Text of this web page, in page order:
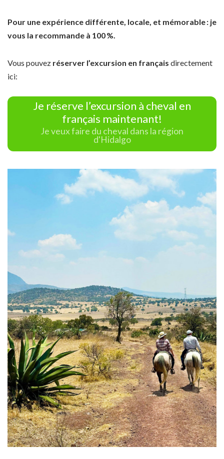
Pour une expérience différente, locale, et mémorable : je
vous la recommande à 100 %.
Vous pouvez réserver l’excursion en français directement
ici:
Je réserve l’excursion à cheval en
français maintenant!
Je veux faire du cheval dans la région
d'Hidalgo